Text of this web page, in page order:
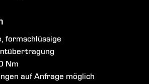
formschlüssige
Nm
auf Anfrage möglich